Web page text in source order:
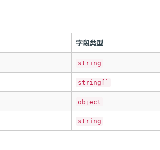
字段类型
string
string[]
object
string